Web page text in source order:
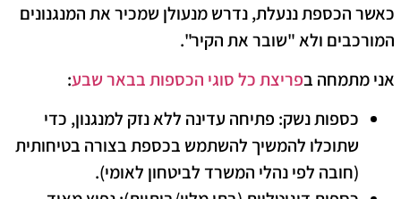
כאשר הכספת ננעלת, נדרש מנעולן שמכיר את המנגנונים
המורכבים ולא "שובר את הקיר".
​אני מתמחה בפריצת כל סוגי הכספות בבאר שבע:
כספות נשק: פתיחה עדינה ללא נזק למנגנון, כדי
שתוכלו להמשיך להשתמש בכספת בצורה בטיחותית
(חובה לפי נהלי המשרד לביטחון לאומי).